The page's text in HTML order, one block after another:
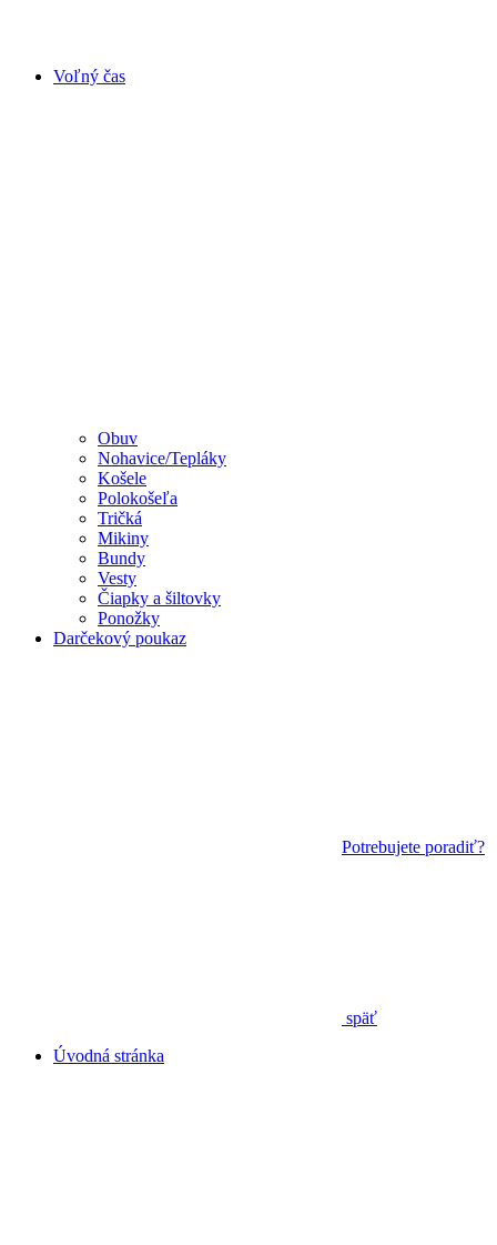
Voľný čas
Obuv
Nohavice/Tepláky
Košele
Polokošeľa
Tričká
Mikiny
Bundy
Vesty
Čiapky a šiltovky
Ponožky
Darčekový poukaz
Potrebujete poradiť?
späť
Úvodná stránka